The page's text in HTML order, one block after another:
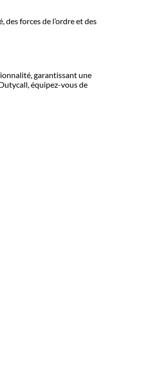
des forces de l’ordre et des
garantissant une
équipez-vous de